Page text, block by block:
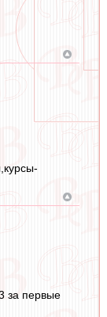
за первые